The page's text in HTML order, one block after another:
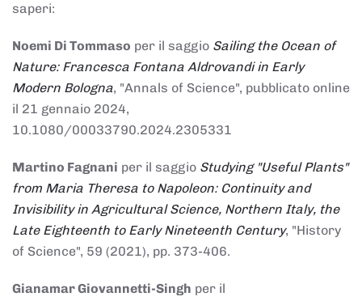
saperi:
Noemi Di Tommaso per il saggio Sailing the Ocean of
Nature: Francesca Fontana Aldrovandi in Early
Modern Bologna, "Annals of Science", pubblicato online
il 21 gennaio 2024,
10.1080/00033790.2024.2305331
Martino Fagnani per il saggio Studying "Useful Plants"
from Maria Theresa to Napoleon: Continuity and
Invisibility in Agricultural Science, Northern Italy, the
Late Eighteenth to Early Nineteenth Century, "History
of Science", 59 (2021), pp. 373-406.
Gianamar Giovannetti-Singh per il